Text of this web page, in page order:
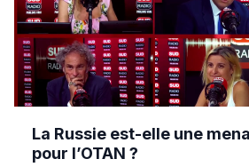
La Russie est-elle une
pour l’OTAN ?